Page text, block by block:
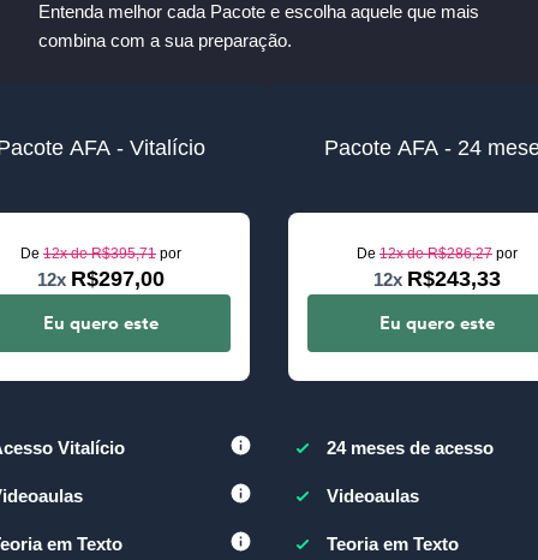
Entenda melhor cada Pacote e escolha aquele que mais
combina com a sua preparação.
AFA - Vitalício
De 12x deR$395,71 por
12x R$297,00
Eu quero este
Vitalício
em Texto
Pacote AFA - 24
De 12x deR$286,27 por
12x R$243,33
Eu quero este
24 meses de acesso
Videoaulas
Teoria em Texto